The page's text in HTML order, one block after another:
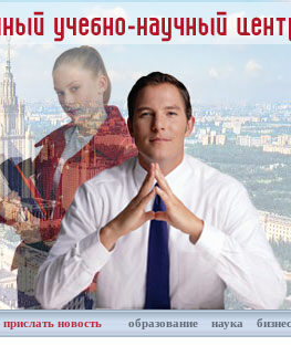
прислать новость образование наука бизнес